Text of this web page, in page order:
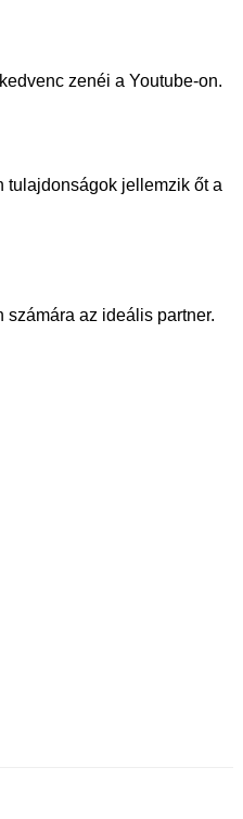
zenéi a Youtube-on.
tulajdonságok jellemzik őt a
számára az ideális partner.